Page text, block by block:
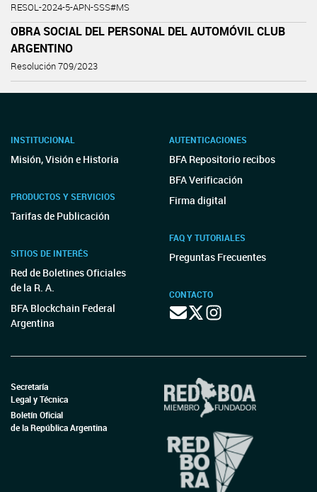
RESOL-2024-5-APN-SSS#MS
OBRA SOCIAL DEL PERSONAL DEL AUTOMÓVIL CLUB
ARGENTINO
Resolución 709/2023
INSTITUCIONAL
Misión, Visión e Historia
PRODUCTOS Y SERVICIOS
Tarifas de Publicación
SITIOS DE INTERÉS
Red de Boletines Oficiales
de la R. A.
BFA Blockchain Federal
Argentina
AUTENTICACIONES
BFA Repositorio recibos
BFA Verificación
Firma digital
FAQ Y TUTORIALES
Preguntas Frecuentes
CONTACTO
Secretaría
Legal y Técnica
Boletín Oficial
de la República Argentina